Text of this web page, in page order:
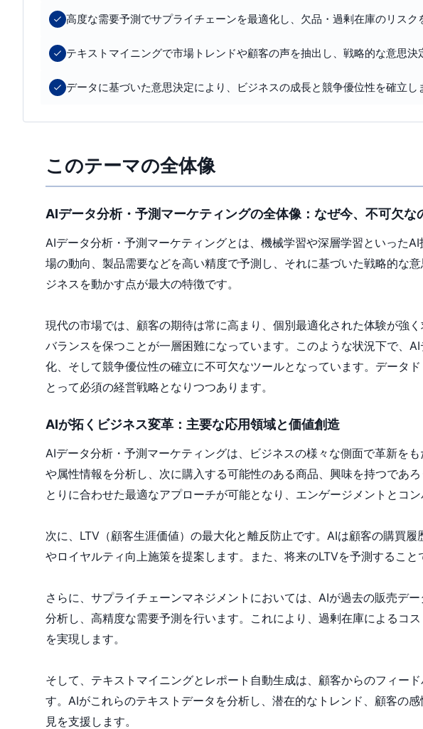
高度な需要予測でサプライチェーンを最適化し、欠品・過剰在庫のリスク
テキストマイニングで市場トレンドや顧客の声を抽出し、戦略的な意思決
データに基づいた意思決定により、ビジネスの成長と競争優位性を確立し
このテーマの全体像
AIデータ分析・予測マーケティングの全体像：なぜ今、不可欠な
AIデータ分析・予測マーケティングとは、機械学習や深層学習といった
場の動向、製品需要などを高い精度で予測し、それに基づいた戦略的な
ジネスを動かす点が最大の特徴です。
現代の市場では、顧客の期待は常に高まり、個別最適化された体験が強
バランスを保つことが一層困難になっています。このような状況下で、
化、そして競争優位性の確立に不可欠なツールとなっています。データ
とって必須の経営戦略となりつつあります。
AIが拓くビジネス変革：主要な応用領域と価値創造
AIデータ分析・予測マーケティングは、ビジネスの様々な側面で革新を
や属性情報を分析し、次に購入する可能性のある商品、興味を持つであ
とりに合わせた最適なアプローチが可能となり、エンゲージメントとコ
次に、LTV（顧客生涯価値）の最大化と離反防止です。AIは顧客の購買
やロイヤルティ向上施策を提案します。また、将来のLTVを予測するこ
さらに、サプライチェーンマネジメントにおいては、AIが過去の販売デ
分析し、高精度な需要予測を行います。これにより、過剰在庫によるコ
を実現します。
そして、テキストマイニングとレポート自動生成は、顧客からのフィー
す。AIがこれらのテキストデータを分析し、潜在的なトレンド、顧客の
見を支援します。